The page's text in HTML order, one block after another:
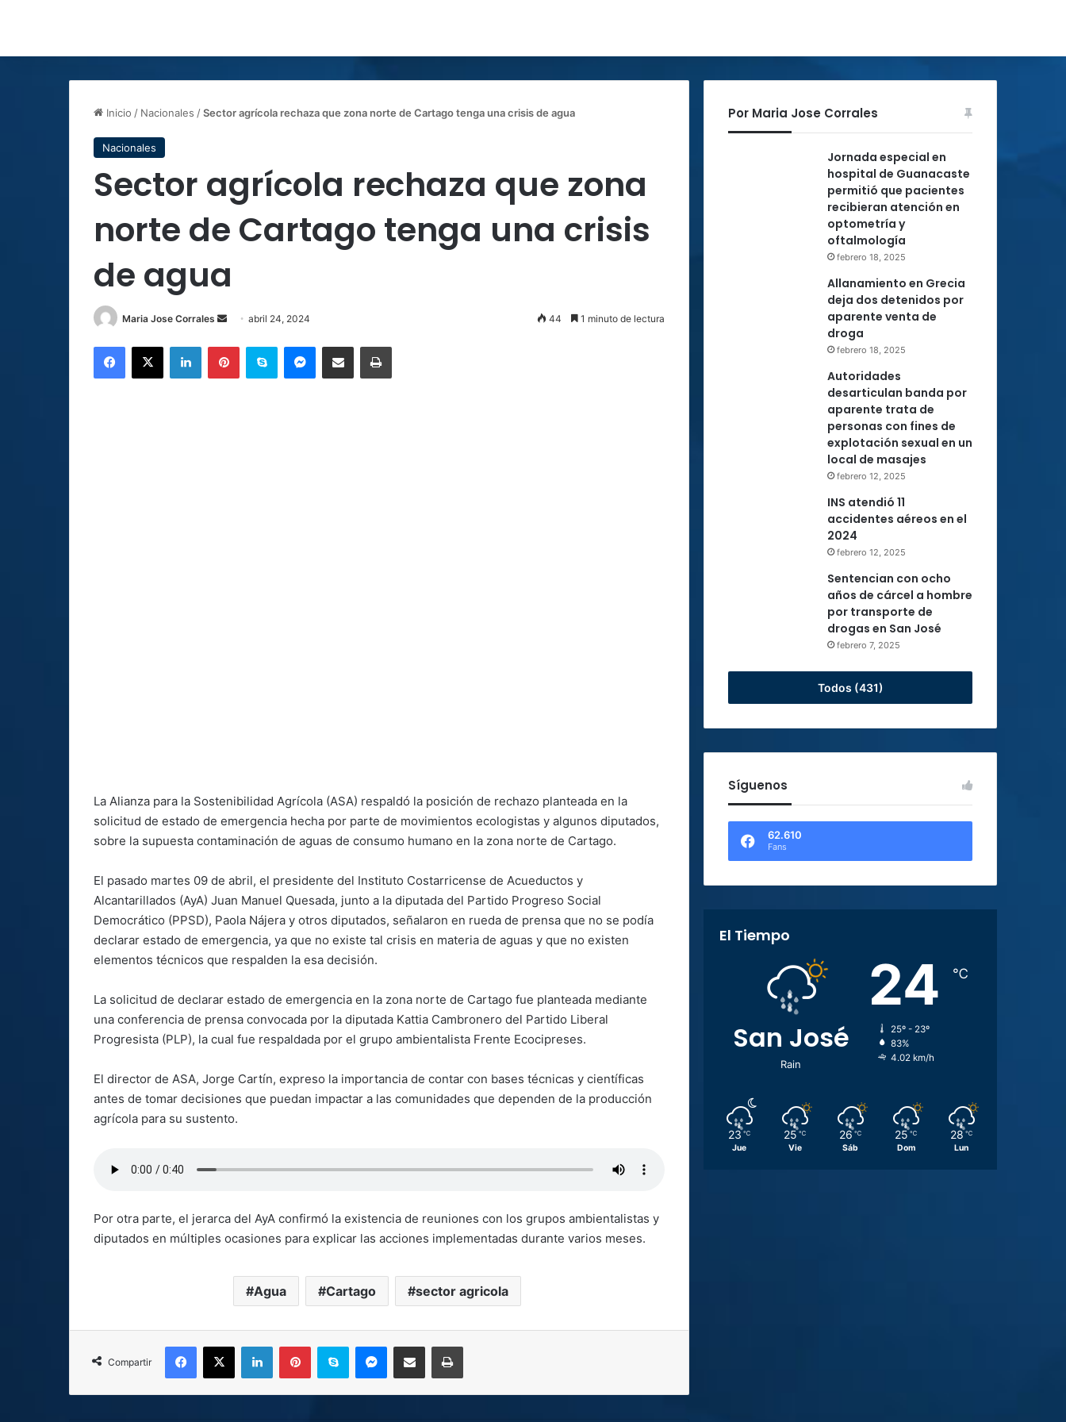
Inicio / Nacionales /Sector agrícola rechaza que zona norte de Cartago tenga una crisis de agua
Nacionales
Sector agrícola rechaza que zona
norte de Cartago tenga una crisis
de agua
Maria Jose Corrales
Send
email
abril 24, 2024 44 1 minuto de lectura
Facebook
X LinkedInPinterestSkype MessengerCompartir por correo electrónicoImprimir
La Alianza para la Sostenibilidad Agrícola (ASA) respaldó la posición de rechazo planteada en la
solicitud de estado de emergencia hecha por parte de movimientos ecologistas y algunos diputados,
sobre la supuesta contaminación de aguas de consumo humano en la zona norte de Cartago.
El pasado martes 09 de abril, el presidente del Instituto Costarricense de Acueductos y
Alcantarillados (AyA) Juan Manuel Quesada, junto a la diputada del Partido Progreso Social
Democrático (PPSD), Paola Nájera y otros diputados, señalaron en rueda de prensa que no se podía
declarar estado de emergencia, ya que no existe tal crisis en materia de aguas y que no existen
elementos técnicos que respalden la esa decisión.
La solicitud de declarar estado de emergencia en la zona norte de Cartago fue planteada mediante
una conferencia de prensa convocada por la diputada Kattia Cambronero del Partido Liberal
Progresista (PLP), la cual fue respaldada por el grupo ambientalista Frente Ecocipreses.
El director de ASA, Jorge Cartín, expreso la importancia de contar con bases técnicas y científicas
antes de tomar decisiones que puedan impactar a las comunidades que dependen de la producción
agrícola para su sustento.
Por otra parte, el jerarca del AyA confirmó la existencia de reuniones con los grupos ambientalistas y
diputados en múltiples ocasiones para explicar las acciones implementadas durante varios meses.
Agua Cartago sector agricola
Compartir
Facebook
X LinkedInPinterestSkype MessengerCompartir por correo electrónicoImprimir
Por Maria Jose Corrales
Jornada especial en
hospital de Guanacaste
permitió que pacientes
recibieran atención en
optometría y
oftalmología
febrero 18, 2025
Allanamiento en Grecia
deja dos detenidos por
aparente venta de
droga
febrero 18, 2025
Autoridades
desarticulan banda por
aparente trata de
personas con fines de
explotación sexual en un
local de masajes
febrero 12, 2025
INS atendió 11
accidentes aéreos en el
2024
febrero 12, 2025
Sentencian con ocho
años de cárcel a hombre
por transporte de
drogas en San José
febrero 7, 2025
Todos (431)
Síguenos
62.610
Fans
El Tiempo
San José
Rain
24 ℃
25º - 23º
83%
4.02 km/h
23 ℃
Jue
25 ℃
Vie
26 ℃
Sáb
25 ℃
Dom
28 ℃
Lun